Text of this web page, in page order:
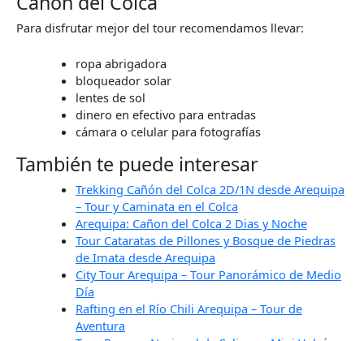
Para disfrutar mejor del tour recomendamos llevar:
ropa abrigadora
bloqueador solar
lentes de sol
dinero en efectivo para entradas
cámara o celular para fotografías
También te puede interesar
Trekking Cañón del Colca 2D/1N desde Arequipa
– Tour y Caminata en el Colca
Arequipa: Cañon del Colca 2 Dias y Noche
Tour Cataratas de Pillones y Bosque de Piedras
de Imata desde Arequipa
City Tour Arequipa – Tour Panorámico de Medio
Día
Rafting en el Río Chili Arequipa – Tour de
Aventura